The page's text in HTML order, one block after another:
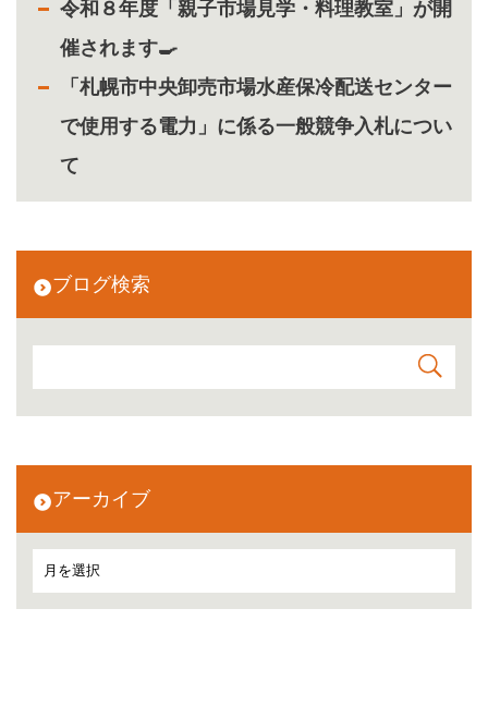
令和８年度「親子市場見学・料理教室」が開
催されます🍳
「札幌市中央卸売市場水産保冷配送センター
で使用する電力」に係る一般競争入札につい
て
ブログ検索
アーカイブ